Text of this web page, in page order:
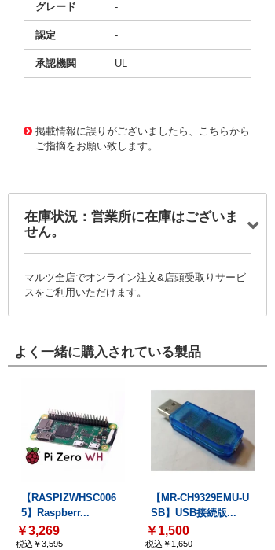
グレード -
認定 -
承認機関 UL
掲載情報に誤りがございましたら、こちらから
ご指摘をお願い致します。
在庫状況：営業所に在庫はございま
せん。
マルツ全店でオンライン注文&店頭受取りサービ
スをご利用いただけます。
よく一緒に購入されている製品
【RASPIZWHSC006
5】Raspberr...
￥3,269
税込￥3,595
【MR-CH9329EMU-U
SB】USB接続版...
￥1,500
税込￥1,650